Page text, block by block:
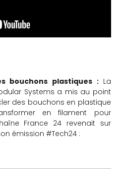
bouchons plastiques : La
Systems a mis au point
des bouchons en plastique
en filament pour
France 24 revenait sur
émission #Tech24 :